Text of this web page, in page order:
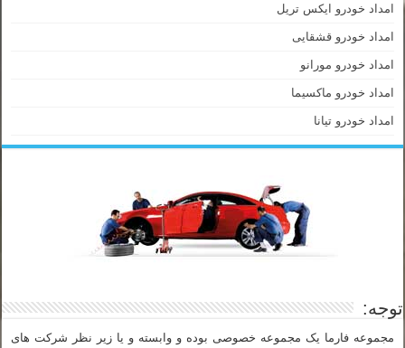
امداد خودرو ایکس تریل
امداد خودرو قشقایی
امداد خودرو مورانو
امداد خودرو ماکسیما
امداد خودرو تیانا
توجه:
مجموعه فارما یک مجموعه خصوصی بوده و وابسته و یا زیر نظر شرکت های